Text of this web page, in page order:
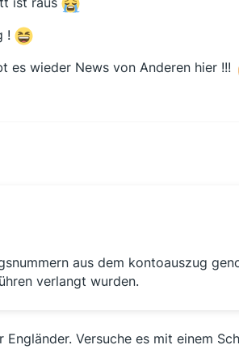
!
es wieder News von Anderen hier !!!
aus dem kontoauszug
verlangt wurden.
Versuche es mit einem